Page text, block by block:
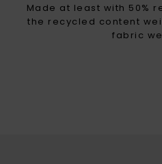
Made at least with 50%
the recycled content
fabric